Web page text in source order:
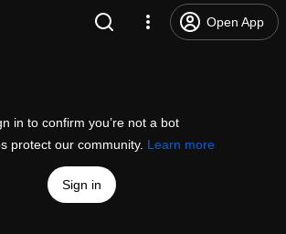
Open App
in to confirm you’re not a bot
protect our community. Learn more
Sign in